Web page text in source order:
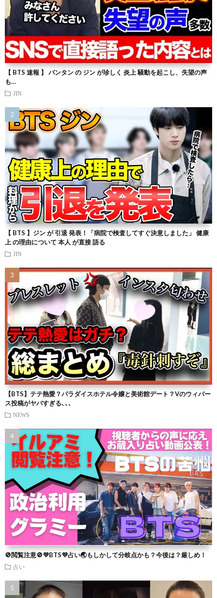
【 BTS 速報 】 バンタン の ジン が珍しく 炎上 騒動を起こし、失望の声
も…
JIN
【 BTS 】ジン が 引退 発表！「病院で検査してすぐ決意しました」 健康
上 の理由について 本人 が直接 語る
JIN
【BTS】テテ熱愛？パラダイスホテル令嬢と美術館デート？Vのウィバー
ス投稿がヤバすぎる､､､
NEWS
🚫閲覧注意🚫💜BTS💜占い🌏もしかして分岐点かも？今後は？厳しめ！
占い